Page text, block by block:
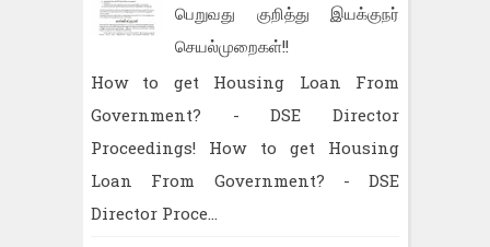
பெறுவது குறித்து இயக்குநர்
செயல்முறைகள்!!
How to get Housing Loan From
Government? - DSE Director
Proceedings! How to get Housing
Loan From Government? - DSE
Director Proce...